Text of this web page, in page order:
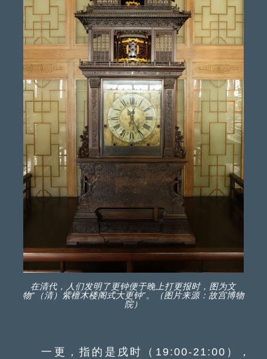
在清代，人们发明了更钟便于晚上打更报时，图为文
物“（清）紫檀木楼阁式大更钟”。（图片来源：故宫博物
院）
一更，指的是戌时（19:00-21:00），